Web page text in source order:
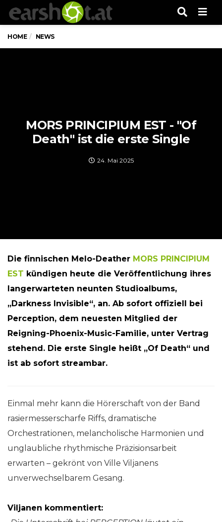
HOME NEWS
MORS PRINCIPIUM EST - "Of
Death" ist die erste Single
24. Mai 2025
Die finnischen Melo-Deather MORS PRINCIPIUM
EST kündigen heute die Veröffentlichung ihres
langerwarteten neunten Studioalbums,
„Darkness Invisible“, an. Ab sofort offiziell bei
Perception, dem neuesten Mitglied der
Reigning-Phoenix-Music-Familie, unter Vertrag
stehend. Die erste Single heißt „Of Death“ und
ist ab sofort streambar.
Einmal mehr kann die Hörerschaft von der Band
rasiermesserscharfe Riffs, dramatische
Orchestrationen, melancholische Harmonien und
unglaubliche rhythmische Präzisionsarbeit
erwarten – gekrönt von Ville Viljanens
unverwechselbarem Gesang.
Viljanen kommentiert: